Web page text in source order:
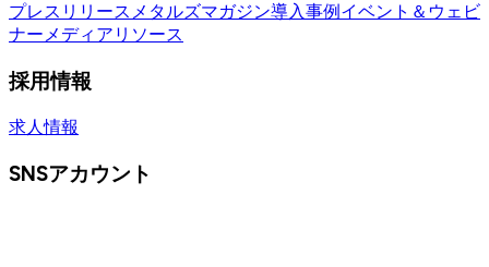
プレスリリース メタルズマガジン導入事例 イベント＆ウェビ
ナーメディアリソース
採用情報
求人情報
SNSアカウント